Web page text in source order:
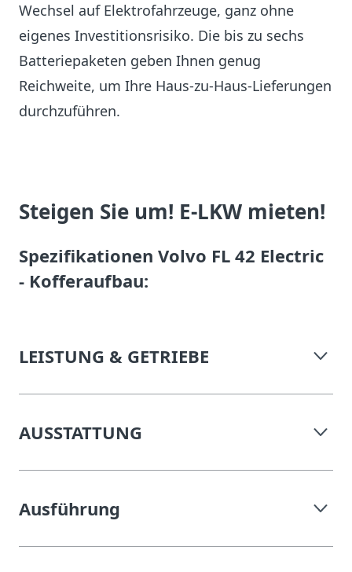
Wechsel auf Elektrofahrzeuge, ganz ohne
eigenes Investitionsrisiko. Die bis zu sechs
Batteriepaketen geben Ihnen genug
Reichweite, um Ihre Haus-zu-Haus-Lieferungen
durchzuführen.
Steigen Sie um! E-LKW mieten!
Spezifikationen Volvo FL 42 Electric
- Kofferaufbau:
LEISTUNG & GETRIEBE
AUSSTATTUNG
Ausführung